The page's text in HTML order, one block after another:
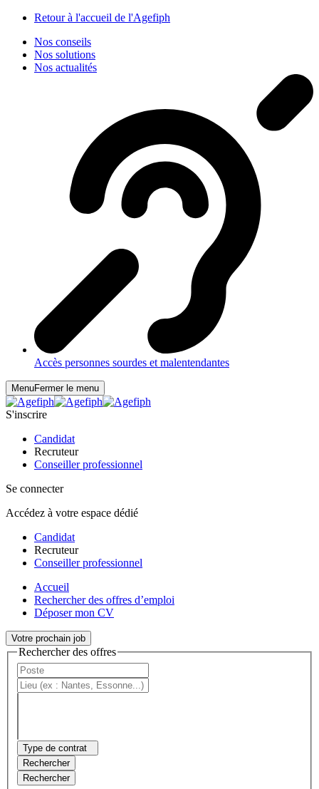
Retour à l'accueil de l'Agefiph
Nos conseils
Nos solutions
Nos actualités
Accès personnes sourdes et malentendantes
MenuFermer le menu
S'inscrire
Candidat
Recruteur
Conseiller professionnel
Se connecter
Accédez à votre espace dédié
Candidat
Recruteur
Conseiller professionnel
Accueil
Rechercher des offres d’emploi
Déposer mon CV
Votre prochain job
Rechercher des offres
Type de contrat
Rechercher
Rechercher